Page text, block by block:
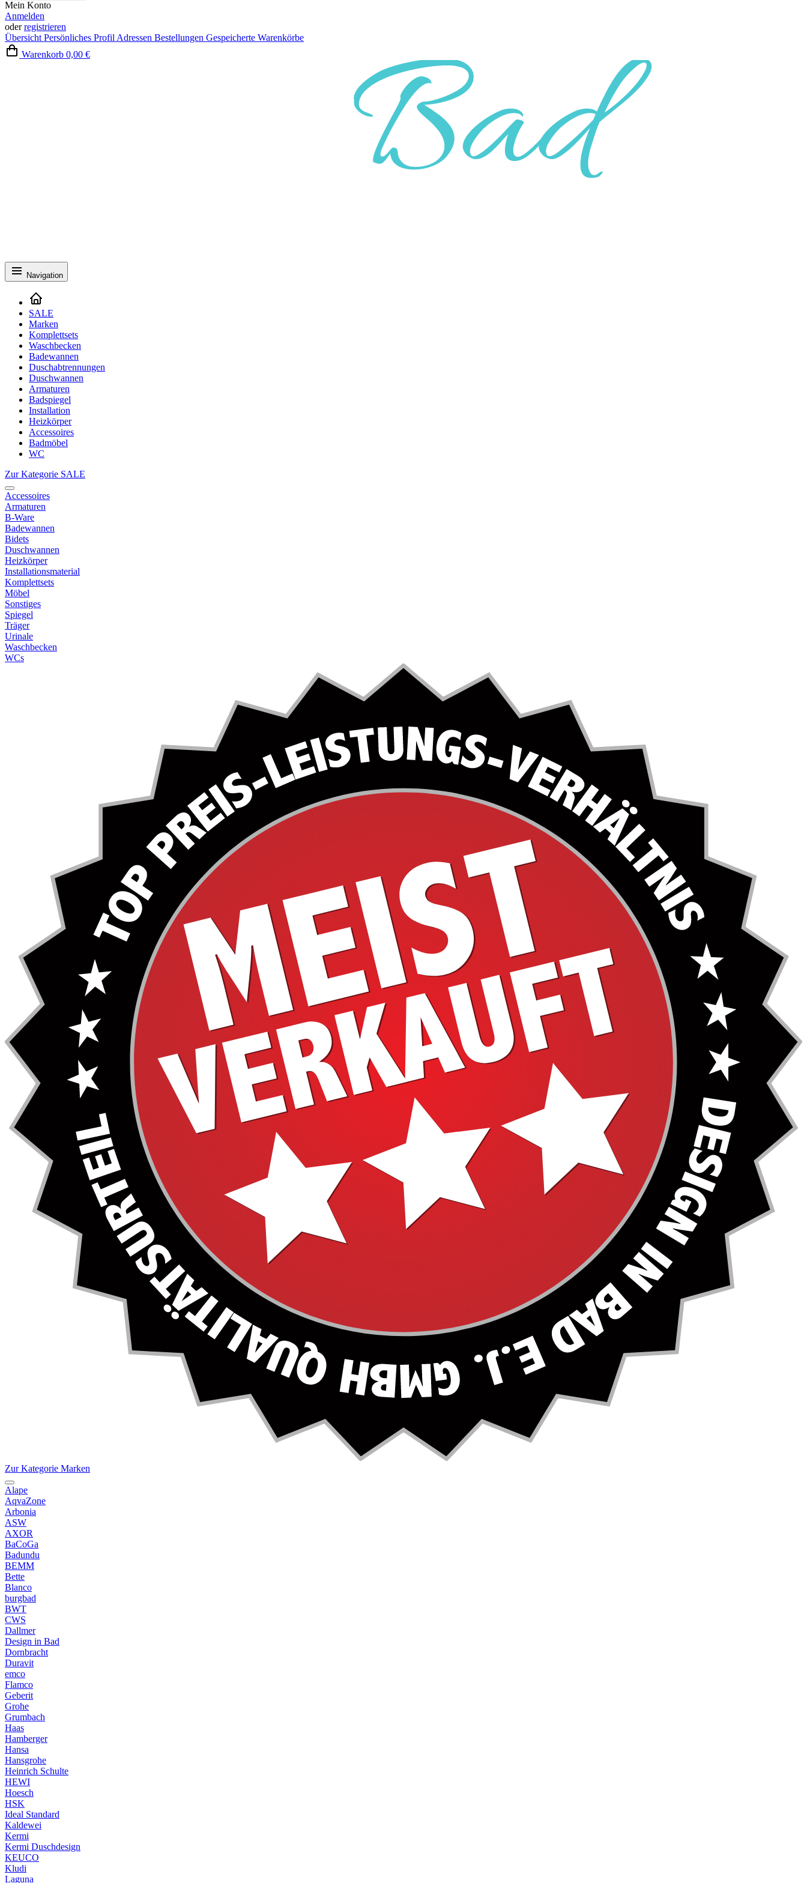
Mein Konto
Anmelden
oderregistrieren
Übersicht Persönliches Profil Adressen Bestellungen Gespeicherte Warenkörbe
Warenkorb 0,00 €
Navigation
SALE
Marken
Komplettsets
Waschbecken
Badewannen
Duschabtrennungen
Duschwannen
Armaturen
Badspiegel
Installation
Heizkörper
Accessoires
Badmöbel
WC
Zur Kategorie SALE
Accessoires
Armaturen
B-Ware
Badewannen
Bidets
Duschwannen
Heizkörper
Installationsmaterial
Komplettsets
Möbel
Sonstiges
Spiegel
Träger
Urinale
Waschbecken
WCs
Zur Kategorie Marken
Alape
AqvaZone
Arbonia
ASW
AXOR
BaCoGa
Badundu
BEMM
Bette
Blanco
burgbad
BWT
CWS
Dallmer
Design in Bad
Dornbracht
Duravit
emco
Flamco
Geberit
Grohe
Grumbach
Haas
Hamberger
Hansa
Hansgrohe
Heinrich Schulte
HEWI
Hoesch
HSK
Ideal Standard
Kaldewei
Kermi
Kermi Duschdesign
KEUCO
Kludi
Laguna